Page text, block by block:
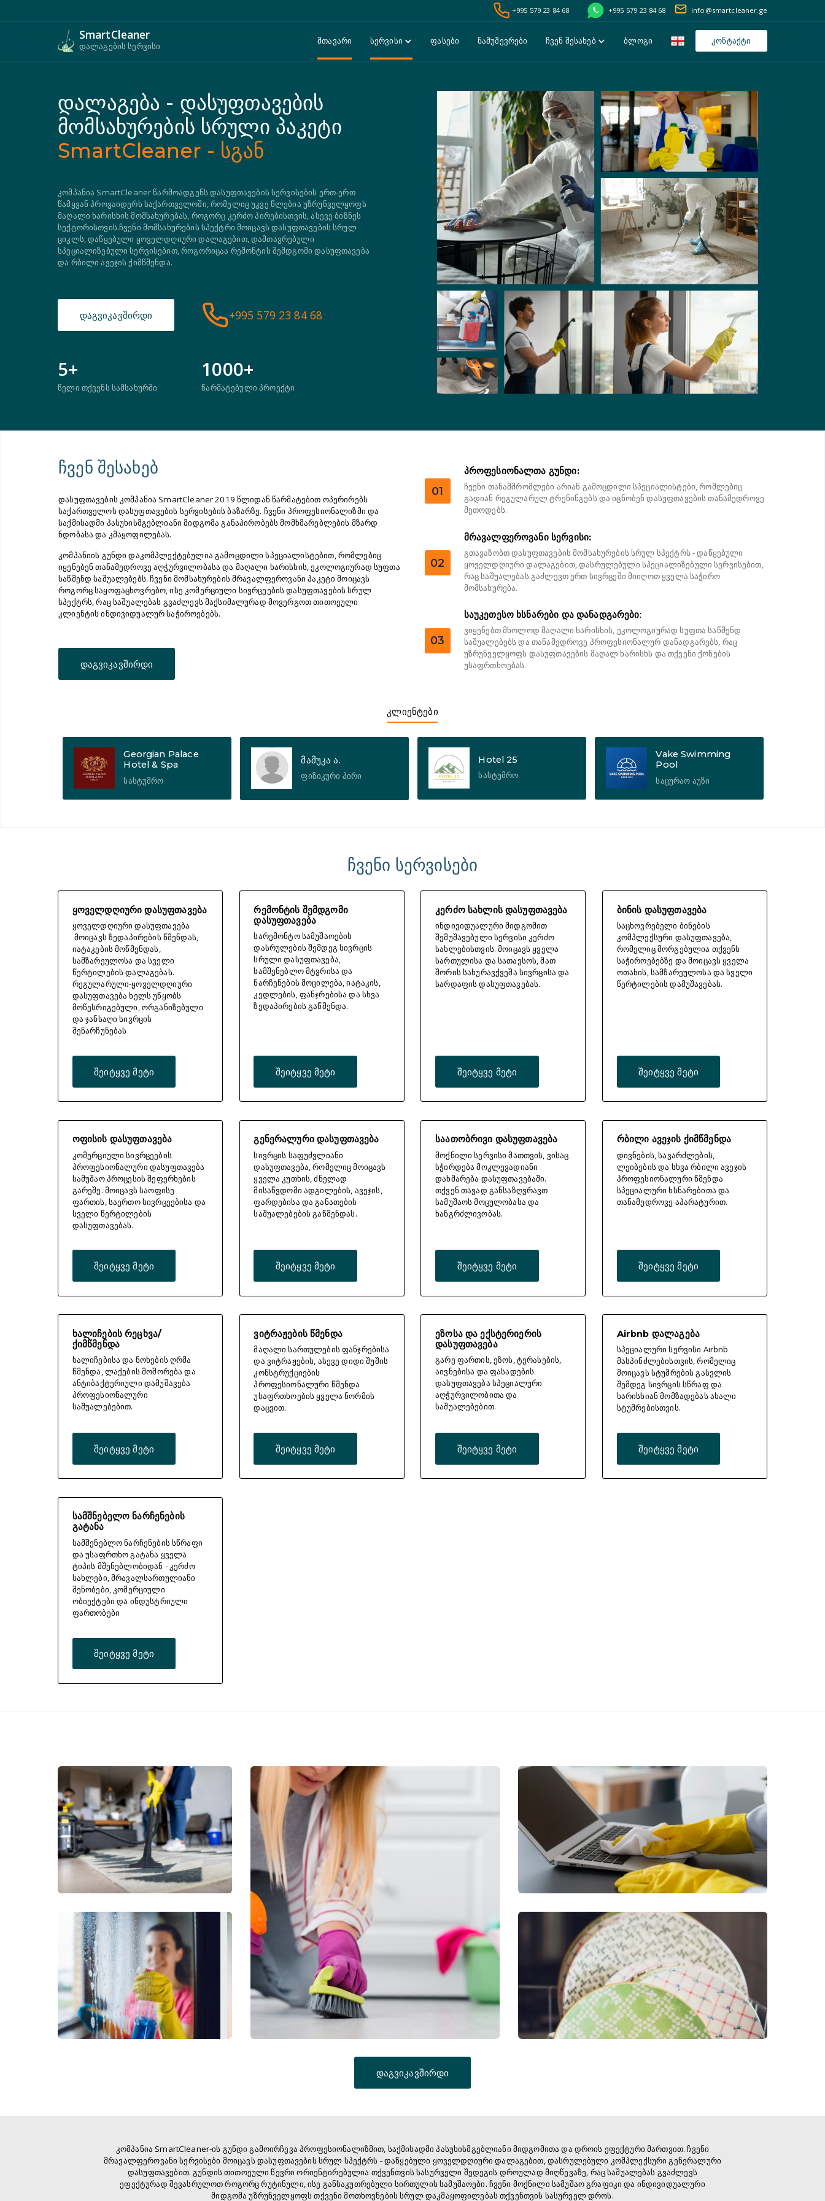
+995 579 23 84 68 +995 579 23 84 68 info@smartcleaner.ge
SmartCleaner
დალაგების სერვისი
მთავარი სერვისი ფასები ნამუშევრები ჩვენ შესახებ ბლოგი კონტაქტი
დალაგება - დასუფთავების
მომსახურების სრული პაკეტი
SmartCleaner - სგან
კომპანია SmartCleaner წარმოადგენს დასუფთავების სერვისების ერთ-ერთ
წამყვან პროვაიდერს საქართველოში, რომელიც უკვე წლებია უზრუნველყოფს
მაღალი ხარისხის მომსახურებას, როგორც კერძო პირებისთვის, ასევე ბიზნეს
სექტორისთვის.ჩვენი მომსახურების სპექტრი მოიცავს დასუფთავების სრულ
ციკლს, დაწყებული ყოველდღიური დალაგებით, დამთავრებული
სპეციალიზებული სერვისებით, როგორიცაა რემონტის შემდგომი დასუფთავება
და რბილი ავეჯის ქიმწმენდა.
დაგვიკავშირდი +995 579 23 84 68
5+
წელი თქვენს სამსახურში
1000+
წარმატებული პროექტი
ჩვენ შესახებ
დასუფთავების კომპანია SmartCleaner 2019 წლიდან წარმატებით ოპერირებს
საქართველოს დასუფთავების სერვისების ბაზარზე. ჩვენი პროფესიონალიზმი და
საქმისადმი პასუხისმგებლიანი მიდგომა განაპირობებს მომხმარებლების მზარდ
ნდობასა და კმაყოფილებას.
კომპანიის გუნდი დაკომპლექტებულია გამოცდილი სპეციალისტებით, რომლებიც
იყენებენ თანამედროვე აღჭურვილობასა და მაღალი ხარისხის, ეკოლოგიურად სუფთა
საწმენდ საშუალებებს. ჩვენი მომსახურების მრავალფეროვანი პაკეტი მოიცავს
როგორც საყოფაცხოვრებო, ისე კომერციული სივრცეების დასუფთავების სრულ
სპექტრს, რაც საშუალებას გვაძლევს მაქსიმალურად მოვერგოთ თითოეული
კლიენტის ინდივიდუალურ საჭიროებებს.
დაგვიკავშირდი
01
პროფესიონალთა გუნდი:
ჩვენი თანამშრომლები არიან გამოცდილი სპეციალისტები, რომლებიც
გადიან რეგულარულ ტრენინგებს და იცნობენ დასუფთავების თანამედროვე
მეთოდებს.
02
მრავალფეროვანი სერვისი:
გთავაზობთ დასუფთავების მომსახურების სრულ სპექტრს - დაწყებული
ყოველდღიური დალაგებით, დასრულებული სპეციალიზებული სერვისებით,
რაც საშუალებას გაძლევთ ერთ სივრცეში მიიღოთ ყველა საჭირო
მომსახურება.
03
საუკეთესო ხსნარები და დანადგარები:
ვიყენებთ მხოლოდ მაღალი ხარისხის, ეკოლოგიურად სუფთა საწმენდ
საშუალებებს და თანამედროვე პროფესიონალურ დანადგარებს, რაც
უზრუნველყოფს დასუფთავების მაღალ ხარისხს და თქვენი ქონების
უსაფრთხოებას.
კლიენტები
Georgian Palace
Hotel & Spa
სასტუმრო
მამუკა ა.
ფიზიკური პირი
Hotel 25
სასტუმრო
Vake Swimming
Pool
საცურაო აუზი
ჩვენი სერვისები
ყოველდღიური დასუფთავება
ყოველდღიური დასუფთავება
მოიცავს ზედაპირების წმენდას,
იატაკების მოწმენდას,
სამზარეულოსა და სველი
წერტილების დალაგებას.
რეგულარული-ყოველდღიური
დასუფთავება ხელს უწყობს
მოწესრიგებული, ორგანიზებული
და ჯანსაღი სივრცის
შენარჩუნებას
შეიტყვე მეტი
რემონტის შემდგომი
დასუფთავება
სარემონტო სამუშაოების
დასრულების შემდეგ სივრცის
სრული დასუფთავება,
სამშენებლო მტვრისა და
ნარჩენების მოცილება, იატაკის,
კედლების, ფანჯრებისა და სხვა
ზედაპირების გაწმენდა.
შეიტყვე მეტი
კერძო სახლის დასუფთავება
ინდივიდუალური მიდგომით
შემუშავებული სერვისი კერძო
სახლებისთვის. მოიცავს ყველა
სართულისა და სათავსოს, მათ
შორის სახურავქვეშა სივრცისა და
სარდაფის დასუფთავებას.
შეიტყვე მეტი
ბინის დასუფთავება
საცხოვრებელი ბინების
კომპლექსური დასუფთავება,
რომელიც მორგებულია თქვენს
საჭიროებებზე და მოიცავს ყველა
ოთახის, სამზარეულოსა და სველი
წერტილების დამუშავებას.
შეიტყვე მეტი
ოფისის დასუფთავება
კომერციული სივრცეების
პროფესიონალური დასუფთავება
სამუშაო პროცესის შეფერხების
გარეშე. მოიცავს საოფისე
ფართის, საერთო სივრცეებისა და
სველი წერტილების
დასუფთავებას.
შეიტყვე მეტი
გენერალური დასუფთავება
სივრცის საფუძვლიანი
დასუფთავება, რომელიც მოიცავს
ყველა კუთხის, ძნელად
მისაწვდომი ადგილების, ავეჯის,
ფარდებისა და განათების
საშუალებების გაწმენდას.
შეიტყვე მეტი
საათობრივი დასუფთავება
მოქნილი სერვისი მათთვის, ვისაც
სჭირდება მოკლევადიანი
დახმარება დასუფთავებაში.
თქვენ თავად განსაზღვრავთ
სამუშაოს მოცულობასა და
ხანგრძლივობას.
შეიტყვე მეტი
რბილი ავეჯის ქიმწმენდა
დივნების, სავარძლების,
ლეიბების და სხვა რბილი ავეჯის
პროფესიონალური წმენდა
სპეციალური ხსნარებითა და
თანამედროვე აპარატურით.
შეიტყვე მეტი
ხალიჩების რეცხვა/
ქიმწმენდა
ხალიჩებისა და ნოხების ღრმა
წმენდა, ლაქების მოშორება და
ანტიბაქტერიული დამუშავება
პროფესიონალური
საშუალებებით.
შეიტყვე მეტი
ვიტრაჟების წმენდა
მაღალი სართულების ფანჯრებისა
და ვიტრაჟების, ასევე დიდი შუშის
კონსტრუქციების
პროფესიონალური წმენდა
უსაფრთხოების ყველა ნორმის
დაცვით.
შეიტყვე მეტი
ეზოსა და ექსტერიერის
დასუფთავება
გარე ფართის, ეზოს, ტერასების,
აივნებისა და ფასადების
დასუფთავება სპეციალური
აღჭურვილობითა და
საშუალებებით.
შეიტყვე მეტი
Airbnb დალაგება
სპეციალური სერვისი Airbnb
მასპინძლებისთვის, რომელიც
მოიცავს სტუმრების გასვლის
შემდეგ სივრცის სწრაფ და
ხარისხიან მომზადებას ახალი
სტუმრებისთვის.
შეიტყვე მეტი
სამშნებელო ნარჩენების
გატანა
სამშენებლო ნარჩენების სწრაფი
და უსაფრთხო გატანა ყველა
ტიპის მშენებლობიდან - კერძო
სახლები, მრავალსართულიანი
შენობები, კომერციული
ობიექტები და ინდუსტრიული
ფართობები
შეიტყვე მეტი
დაგვიკავშირდი
კომპანია SmartCleaner-ის გუნდი გამოირჩევა პროფესიონალიზმით, საქმისადმი პასუხისმგებლიანი მიდგომითა და დროის ეფექტური მართვით. ჩვენი
მრავალფეროვანი სერვისები მოიცავს დასუფთავების სრულ სპექტრს - დაწყებული ყოველდღიური დალაგებით, დასრულებული კომპლექსური გენერალური
დასუფთავებით. გუნდის თითოეული წევრი ორიენტირებულია თქვენთვის სასურველი შედეგის დროულად მიღწევაზე, რაც საშუალებას გვაძლევს
ეფექტურად შევასრულოთ როგორც რუტინული, ისე განსაკუთრებული სირთულის სამუშაოები. ჩვენი მოქნილი სამუშაო გრაფიკი და ინდივიდუალური
მიდგომა უზრუნველყოფს თქვენი მოთხოვნების სრულ დაკმაყოფილებას თქვენთვის სასურველ დროს.